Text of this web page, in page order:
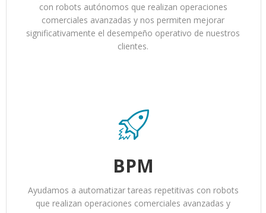
con robots autónomos que realizan operaciones
comerciales avanzadas y nos permiten mejorar
significativamente el desempeño operativo de nuestros
clientes.
BPM
Ayudamos a automatizar tareas repetitivas con robots
que realizan operaciones comerciales avanzadas y